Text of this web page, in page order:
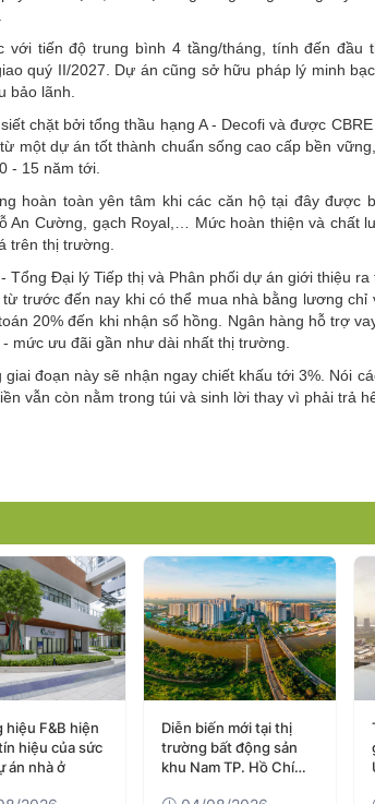
với tiến độ trung bình 4 tầng/tháng, tính đến đầu
quý II/2027. Dự án cũng sở hữu pháp lý minh
bảo lãnh.
chặt bởi tổng thầu hạng A - Decofi và được
một dự án tốt thành chuẩn sống cao cấp bền
- 15 năm tới.
hoàn toàn yên tâm khi các căn hộ tại đây được
An Cường, gạch Royal,… Mức hoàn thiện và chất
trên thị trường.
Tổng Đại lý Tiếp thị và Phân phối dự án giới thiệu
trước đến nay khi có thể mua nhà bằng lương chỉ
20% đến khi nhận sổ hồng. Ngân hàng hỗ trợ
mức ưu đãi gần như dài nhất thị trường.
đoạn này sẽ nhận ngay chiết khấu tới 3%. Nói
vẫn còn nằm trong túi và sinh lời thay vì phải trả
hiệu F&B hiện
hiệu của sức
án nhà ở
Diễn biến mới tại thị
trường bất động sản
khu Nam TP. Hồ Chí